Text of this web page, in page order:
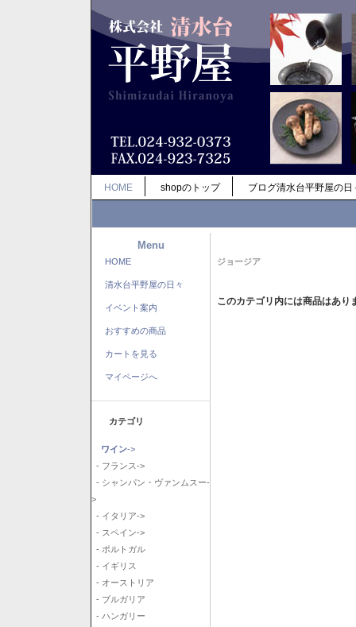
HOME shopのトップ ブログ清水台平野屋の日
Menu
HOME
清水台平野屋の日々
イベント案内
おすすめの商品
カートを見る
マイページへ
カテゴリ
ワイン->
- フランス->
- シャンパン・ヴァンムスー-
>
- イタリア->
- スペイン->
- ポルトガル
- イギリス
- オーストリア
- ブルガリア
- ハンガリー
ジョージア
このカテゴリ内には商品はあり